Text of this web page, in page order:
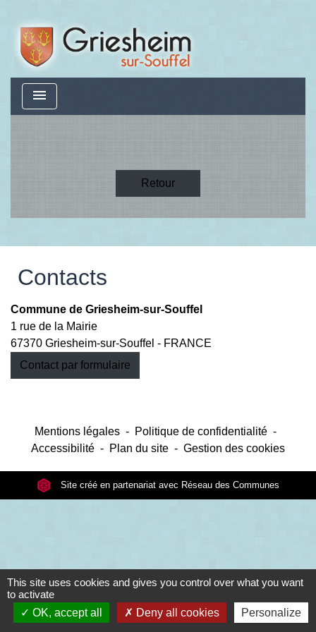
menu
Retour
Contacts
Commune de Griesheim-sur-Souffel
1 rue de la Mairie
67370 Griesheim-sur-Souffel - FRANCE
Contact par formulaire
Mentions légales - Politique de confidentialité -
Accessibilité - Plan du site - Gestion des cookies
Site créé en partenariat avec Réseau des Communes
This site uses cookies and gives you control over what you want
to activate
OK, accept all
Deny all cookies Personalize